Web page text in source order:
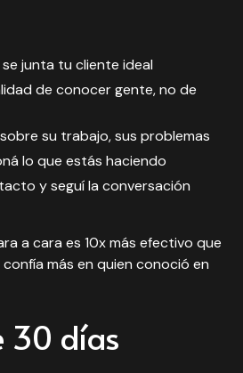
junta tu cliente ideal
de conocer gente, no de
su trabajo, sus problemas
lo que estás haciendo
y seguí la conversación
a cara es 10x más efectivo que
más en quien conoció en
30 días